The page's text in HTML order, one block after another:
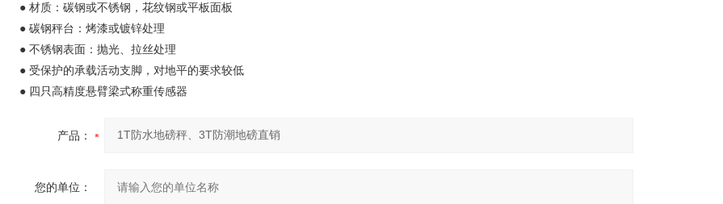
● 材质：碳钢或不锈钢，花纹钢或平板面板
● 碳钢秤台：烤漆或镀锌处理
● 不锈钢表面：抛光、拉丝处理
● 受保护的承载活动支脚，对地平的要求较低
● 四只高精度悬臂梁式称重传感器
产品：
您的单位：